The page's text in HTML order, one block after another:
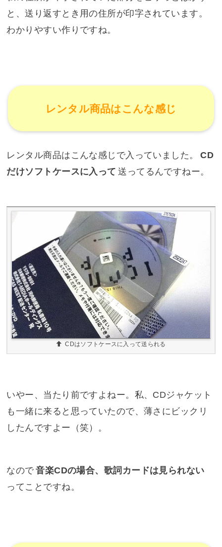
と、送り返すとき用の住所が印字されています。
わかりやすい作りですね。
レンタル商品はこんな感じ
レンタル商品はこんな感じで入っていました。
CD
だけソフトケースに入って 送ってるんですねー。
CDはソフトケースに入って送られる
いやー、当たり前ですよねー。私、CDジャケット
も一緒に来ると思っていたので、薄さにビックリ
したんですよー（笑）。
なので音楽CDの場合、歌詞カードは見られない
ってことですね。